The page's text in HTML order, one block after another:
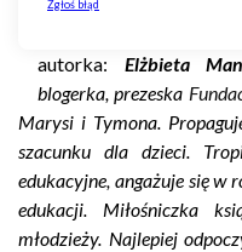
autorka: Elżbieta
blogerka, prezeska
Marysi i Tymona.
szacunku dla dzieci.Tropi
edukacyjne, angażuje się w
edukacji. Miłośniczka
młodzieży. Najlepiej